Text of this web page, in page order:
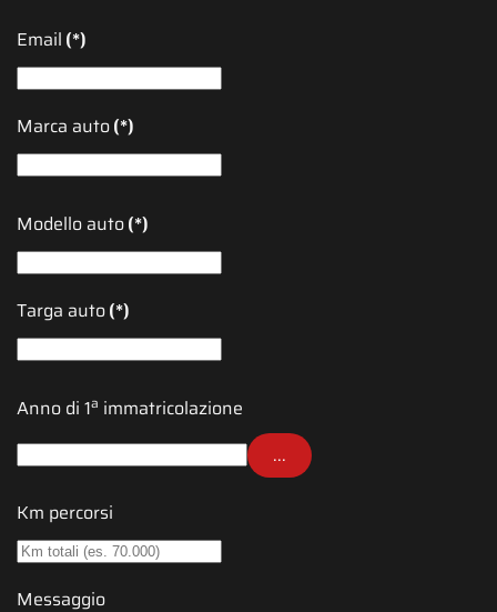
Email (*)
Marca auto(*)
Modello auto(*)
Targa auto(*)
Anno di 1a immatricolazione
...
Km percorsi
Messaggio